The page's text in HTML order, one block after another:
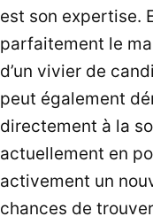
est son expertise.
parfaitement le
d’un vivier de
peut également
directement à la
actuellement en
activement un
chances de